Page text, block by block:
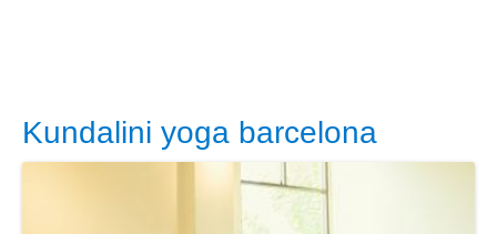
Kundalini yoga barcelona